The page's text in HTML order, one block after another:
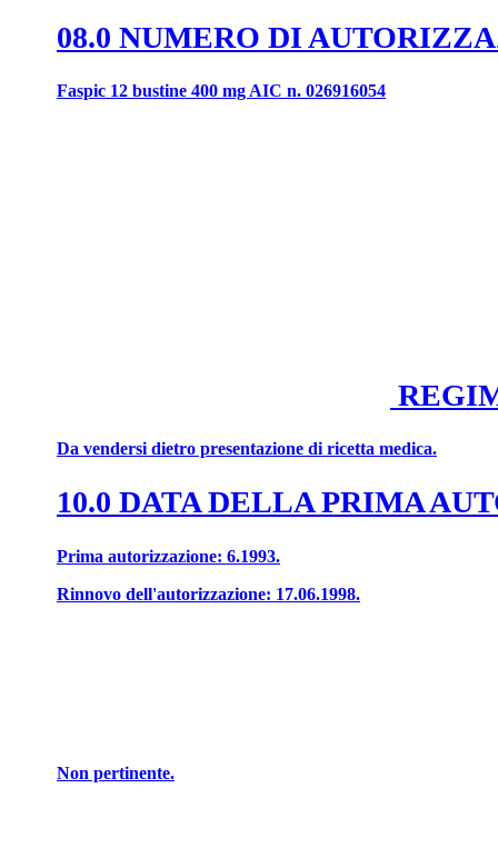
08.0 NUMERO DI
Faspic 12 bustine 400 mg AIC n. 026916054
Da vendersi dietro presentazione di ricetta medica.
10.0 DATA DELLA PRIMA
Prima autorizzazione: 6.1993.
Rinnovo dell'autorizzazione: 17.06.1998.
Non pertinente.